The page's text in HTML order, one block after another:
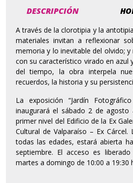
DESCRIPCIÓN
A través de la clorotipia y la
materiales invitan a reflexionar
memoria y lo inevitable del olvido;
con su característico virado en azul
del tiempo, la obra interpela
recuerdos, la historia y su
La exposición “Jardín
inaugurará el sábado 2 de agosto
primer nivel del Edificio de la Ex
Cultural de Valparaíso – Ex
todas las edades, estará abierta
septiembre. El acceso es
martes a domingo de 10:00 a 19:30